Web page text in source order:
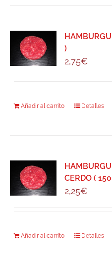
)
2,75€
Añadir al carrito Detalles
CERDO (
2,25€
Añadir al carrito Detalles